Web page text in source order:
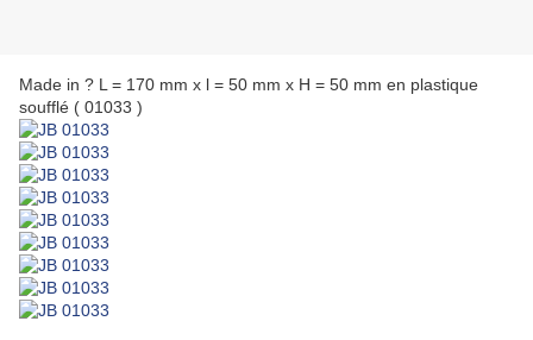
Made in ? L = 170 mm x l = 50 mm x H = 50 mm en plastique
soufflé ( 01033 )